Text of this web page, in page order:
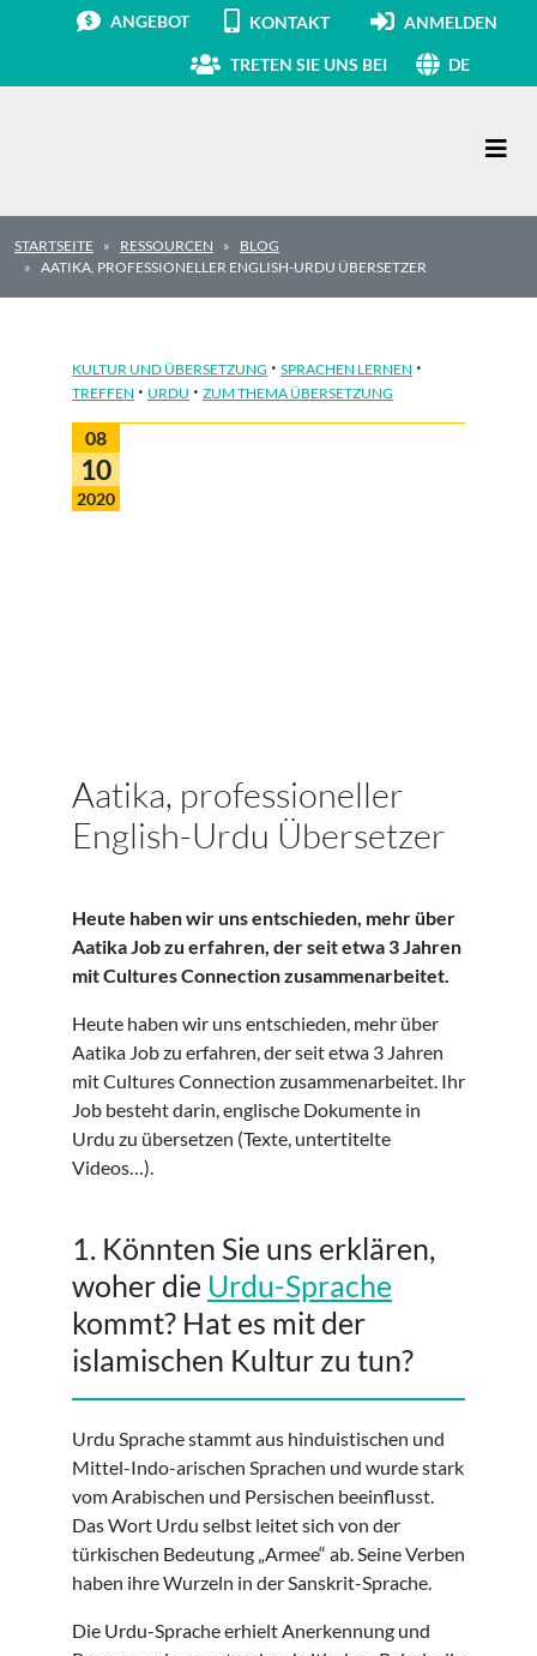
ANGEBOT KONTAKT ANMELDEN
TRETEN SIE UNS BEI DE
STARTSEITE RESSOURCEN
BLOG
AATIKA, PROFESSIONELLER ENGLISH-URDU ÜBERSETZER
KULTUR UND ÜBERSETZUNG · SPRACHEN LERNEN ·
TREFFEN · URDU · ZUM THEMA ÜBERSETZUNG
08
10
2020
Aatika, professioneller
English-Urdu Übersetzer
Heute haben wir uns entschieden, mehr über
Aatika Job zu erfahren, der seit etwa 3 Jahren
mit Cultures Connection zusammenarbeitet.
Heute haben wir uns entschieden, mehr über
Aatika Job zu erfahren, der seit etwa 3 Jahren
mit Cultures Connection zusammenarbeitet. Ihr
Job besteht darin, englische Dokumente in
Urdu zu übersetzen (Texte, untertitelte
Videos…).
1. Könnten Sie uns erklären,
woher die Urdu-Sprache
kommt? Hat es mit der
islamischen Kultur zu tun?
Urdu Sprache stammt aus hinduistischen und
Mittel-Indo-arischen Sprachen und wurde stark
vom Arabischen und Persischen beeinflusst.
Das Wort Urdu selbst leitet sich von der
türkischen Bedeutung „Armee“ ab. Seine Verben
haben ihre Wurzeln in der Sanskrit-Sprache.
Die Urdu-Sprache erhielt Anerkennung und